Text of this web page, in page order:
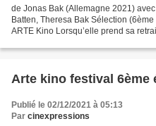
de Jonas Bak (Allemagne 2021)
Batten, Theresa Bak Sélection
ARTE Kino Lorsqu’elle prend sa
Arte kino festival 6ème
Publié le 02/12/2021 à 05:13
Par cinexpressions